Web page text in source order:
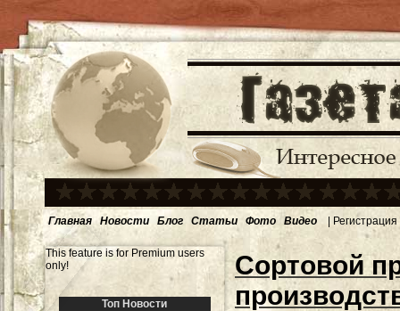
Главная Новости Блог Статьи Фото Видео | Регистрация
This feature is for Premium users
only!
Топ Новости
Сортовой